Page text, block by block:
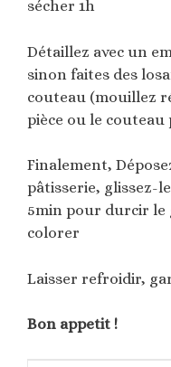
sécher 1h
Détaillez avec un
sinon faites des
couteau (mouillez
pièce ou le
Finalement,
pâtisserie, glissez-
5min pour durcir le
colorer
Laisser refroidir,
Bon appetit !